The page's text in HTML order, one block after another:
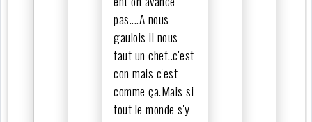
pas....A nous
gaulois il nous
faut un chef..c'est
con mais c'est
comme ça.Mais si
tout le monde s'y